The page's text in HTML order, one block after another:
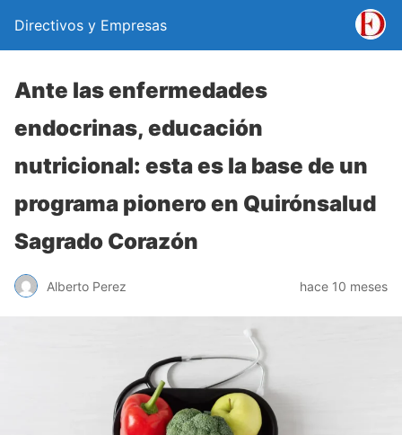
Directivos y Empresas
Ante las enfermedades
endocrinas, educación
nutricional: esta es la base de un
programa pionero en Quirónsalud
Sagrado Corazón
Alberto Perez hace 10 meses